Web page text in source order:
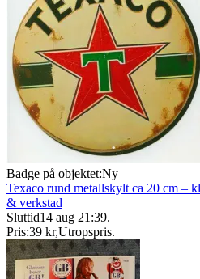
Badge på objektet:Ny
Texaco rund metallskylt ca 20 cm –
& verkstad
Sluttid14 aug 21:39.
Pris:39 kr,Utropspris.